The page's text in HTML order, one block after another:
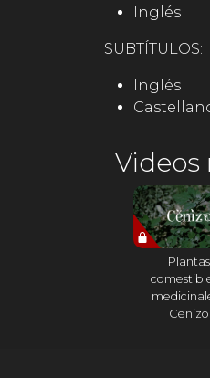
Inglés
SUBTÍTULOS:
Inglés
Videos
Plantas
Cenizo